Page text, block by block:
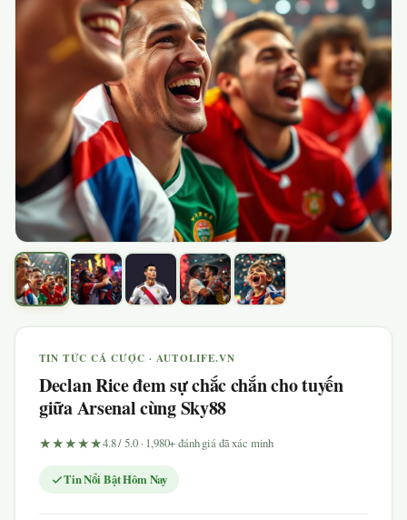
TIN TỨC CÁ CƯỢC · AUTOLIFE.VN
Declan Rice đem sự chắc chắn cho tuyến
giữa Arsenal cùng Sky88
★★★★★4.8 / 5.0 · 1,980+ đánh giá đã xác minh
Tin Nổi Bật Hôm Nay